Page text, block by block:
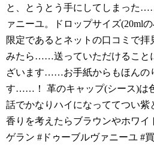
と、とうとう手にしてしまった
ァニーユ。ドロップサイズ(20ml
限定であるとネットの口コミで拝
みたら……送っていただけること
ざいます……お手紙からもほんの
す……！ 革のキャップ(シース)は
話でかなりハイになっててつい紫
香りを考えたらブラウンやホワイ
ゲラン #ドゥーブルヴァニーユ #